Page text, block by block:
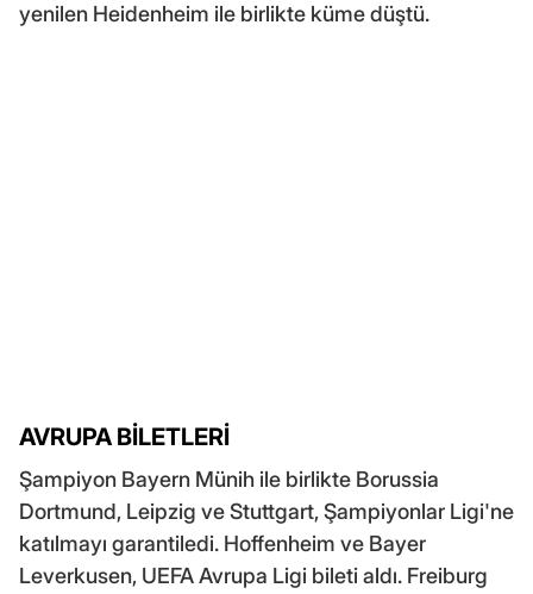
yenilen Heidenheim ile birlikte küme düştü.
AVRUPA BİLETLERİ
Şampiyon Bayern Münih ile birlikte Borussia
Dortmund, Leipzig ve Stuttgart, Şampiyonlar Ligi'ne
katılmayı garantiledi. Hoffenheim ve Bayer
Leverkusen, UEFA Avrupa Ligi bileti aldı. Freiburg